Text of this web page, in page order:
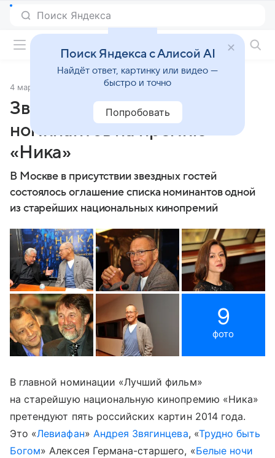
4 марта 2015 Источник:ТАСС
Звезды на объявлении
номинантов на премию
«Ника»
В Москве в присутствии звездных гостей
состоялось оглашение списка номинантов одной
из старейших национальных кинопремий
9
фото
В главной номинации «Лучший фильм»
на старейшую национальную кинопремию «Ника»
претендуют пять российских картин 2014 года.
Это «Левиафан» Андрея Звягинцева, «Трудно быть
Богом» Алексея Германа-старшего, «Белые ночи
Поиск Яндекса с Алисой AI
Найдёт ответ, картинку или видео —
быстро и точно
Попробовать